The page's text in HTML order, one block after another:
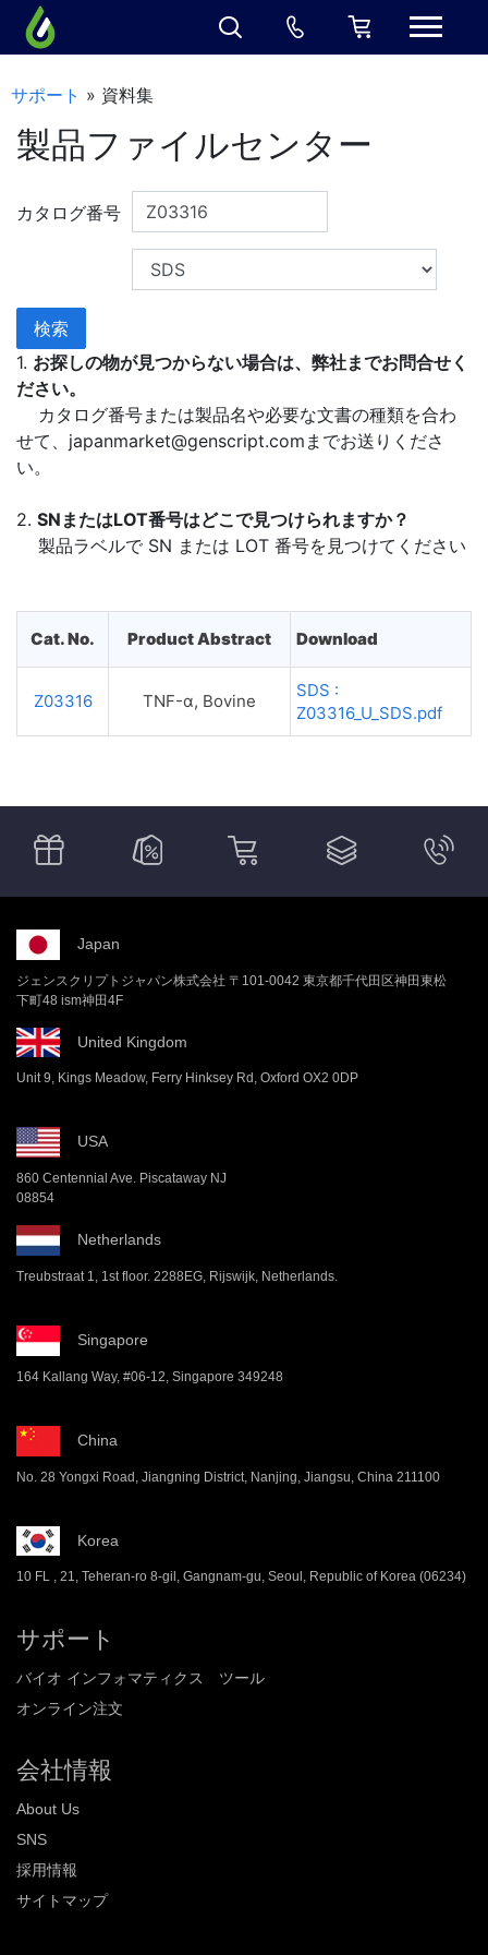
サポート » 資料集
製品ファイルセンター
カタログ番号
1. お探しの物が見つからない場合は、弊社までお問合せく
ださい。
カタログ番号または製品名や必要な文書の種類を合わ
せて、 japanmarket@genscript.com までお送りくださ
い。
2. SNまたはLOT番号はどこで見つけられますか？
製品ラベルで SN または LOT 番号を見つけてください
Cat. No. Product Abstract Download
Z03316 TNF-α, Bovine
SDS :
Z03316_U_SDS.pdf
Japan
ジェンスクリプトジャパン株式会社 〒101-0042 東京都千代田区神田東松
下町48 ism神田4F
United Kingdom
Unit 9, Kings Meadow, Ferry Hinksey Rd, Oxford OX2 0DP
USA
860 Centennial Ave. Piscataway NJ
08854
Netherlands
Treubstraat 1, 1st floor. 2288EG, Rijswijk, Netherlands.
Singapore
164 Kallang Way, #06-12, Singapore 349248
China
No. 28 Yongxi Road, Jiangning District, Nanjing, Jiangsu, China 211100
Korea
10 FL , 21, Teheran-ro 8-gil, Gangnam-gu, Seoul, Republic of Korea (06234)
サポート
バイオ インフォマティクス ツール
オンライン注文
会社情報
About Us
SNS
採用情報
サイトマップ